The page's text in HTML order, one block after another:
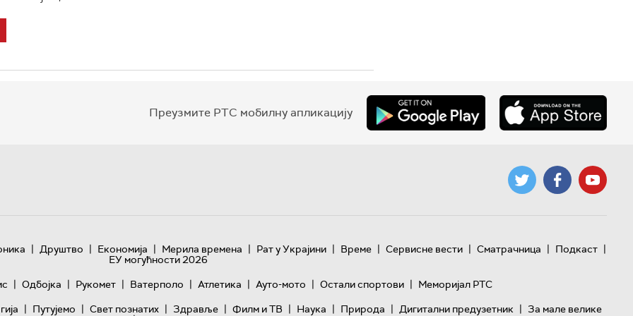
Преузмите РТС мобилну апликацију
| Друштво | Економија | Мерила времена | Рат у Украјини | Време | Сервисне вести | Сматрачница | Подкаст |
ЕУ могућности 2026
| Одбојка | Рукомет | Ватерполо | Атлетика | Ауто-мото | Остали спортови | Меморијал РТС
| Путујемо | Свет познатих | Здравље | Филм и ТВ | Наука | Природа | Дигитални предузетник | За мале велике